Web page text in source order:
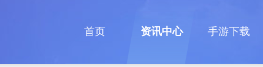
首页 资讯中心 手游下载